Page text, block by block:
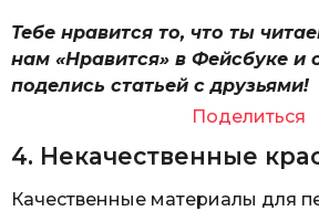
Тебе нравится то, что ты
нам «Нравится» в Фейсбуке и
поделись статьей с друзьями!
Поделиться
4. Некачественные
Качественные материалы для